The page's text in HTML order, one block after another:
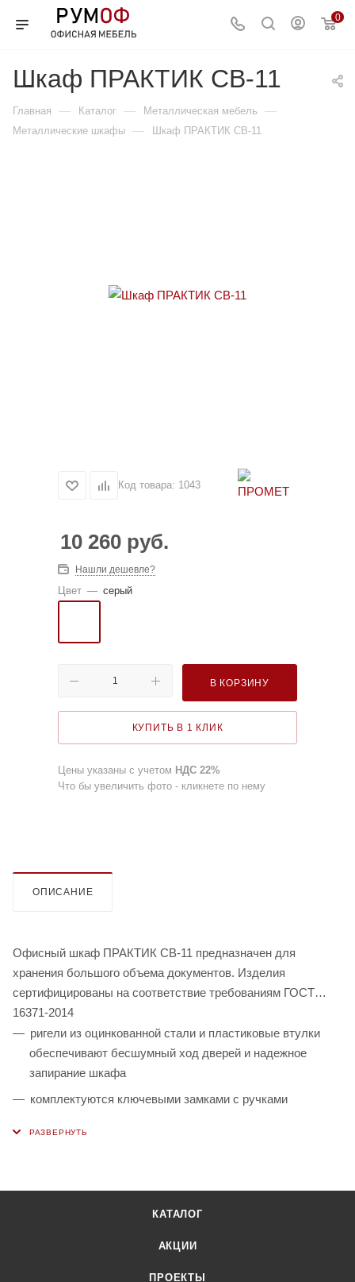
0
Шкаф ПРАКТИК СВ-11
Главная — Каталог — Металлическая мебель —
Металлические шкафы — Шкаф ПРАКТИК СВ-11
Код товара: 1043
10 260 руб.
Нашли дешевле?
Цвет — серый
В КОРЗИНУ
КУПИТЬ В 1 КЛИК
Цены указаны с учетом НДС 22%
Что бы увеличить фото - кликнете по нему
ОПИСАНИЕ
Офисный шкаф ПРАКТИК СВ-11 предназначен для
хранения большого объема документов. Изделия
сертифицированы на соответствие требованиям ГОСТ
16371-2014
ригели из оцинкованной стали и пластиковые втулки
обеспечивают бесшумный ход дверей и надежное
запирание шкафа
комплектуются ключевыми замками с ручками
КАТАЛОГ
АКЦИИ
ПРОЕКТЫ